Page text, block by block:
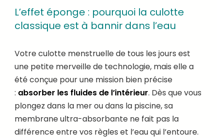
L’effet éponge : pourquoi la culotte
classique est à bannir dans l’eau
Votre culotte menstruelle de tous les jours est
une petite merveille de technologie, mais elle a
été conçue pour une mission bien précise
: absorber les fluides de l’intérieur. Dès que vous
plongez dans la mer ou dans la piscine, sa
membrane ultra-absorbante ne fait pas la
différence entre vos règles et l’eau qui l’entoure.